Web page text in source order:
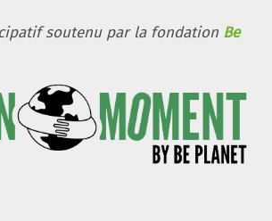
soutenu par la fondation Be